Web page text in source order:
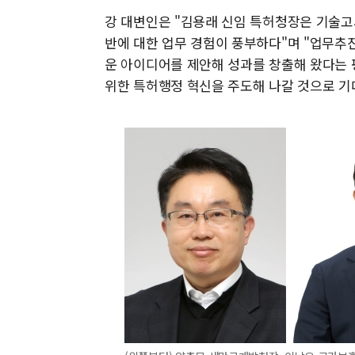
강 대변인은 "김용래 신임 특허청장은 기술
반에 대한 업무 경험이 풍부하다"며 "업무추
운 아이디어를 제안해 성과를 창출해 왔다
위한 특허행정 혁신을 주도해 나갈 것으로